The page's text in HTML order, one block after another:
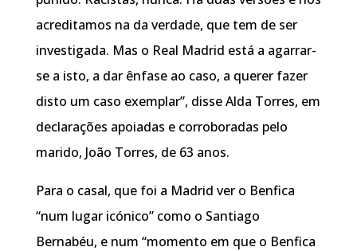
acreditamos na da verdade, que tem de ser
investigada. Mas o Real Madrid está a agarrar-
se a isto, a dar ênfase ao caso, a querer fazer
disto um caso exemplar”, disse Alda Torres, em
declarações apoiadas e corroboradas pelo
marido, João Torres, de 63 anos.
Para o casal, que foi a Madrid ver o Benfica
“num lugar icónico” como o Santiago
Bernabéu, e num “momento em que o Benfica